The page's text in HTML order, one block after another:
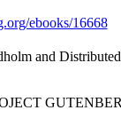
ebooks/16668
and